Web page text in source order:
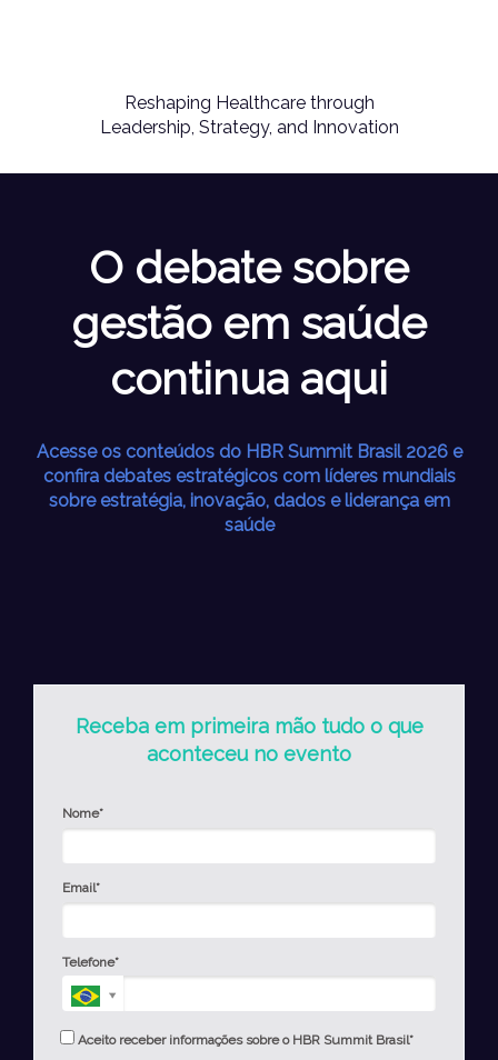
Reshaping Healthcare through
Leadership, Strategy, and Innovation
O debate sobre
gestão em saúde
continua aqui
Acesse os conteúdos do HBR Summit Brasil 2026 e
confira debates estratégicos com líderes mundiais
sobre estratégia, inovação, dados e liderança em
saúde
Receba em primeira mão tudo o que
aconteceu no evento
Nome*
Email*
Telefone*
Aceito receber informações sobre o HBR Summit Brasil*